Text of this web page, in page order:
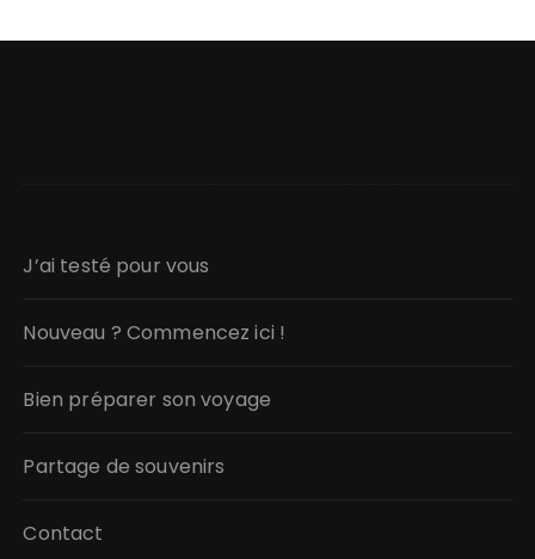
J’ai testé pour vous
Nouveau ? Commencez ici !
Bien préparer son voyage
Partage de souvenirs
Contact